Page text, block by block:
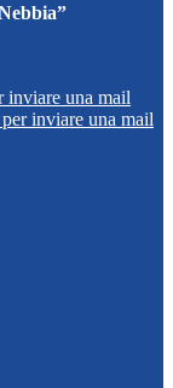
inviare una mail
inviare una mail